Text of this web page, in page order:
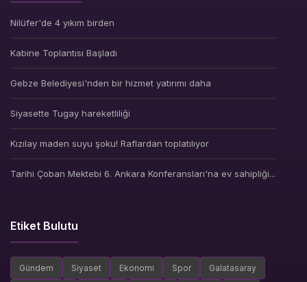
Nilüfer'de 4 yıkım birden
Kabine Toplantısı Başladı
Gebze Belediyesi'nden bir hizmet yatırımı daha
Siyasette Tugay hareketliliği
Kızılay maden suyu şoku! Raflardan toplatılıyor
Tarihi Çoban Mektebi 6. Ankara Konferansları'na ev sahipliği...
Etiket Bulutu
Gündem Siyaset Ekonomi Spor Galatasaray